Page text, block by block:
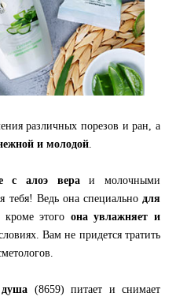
различных порезов и ран, а
и молодой
с алоэ вераи молочными
тебя! Ведь она специально для
кроме этого она увлажняет и
Вам не придется тратить
(8659) питает и снимает